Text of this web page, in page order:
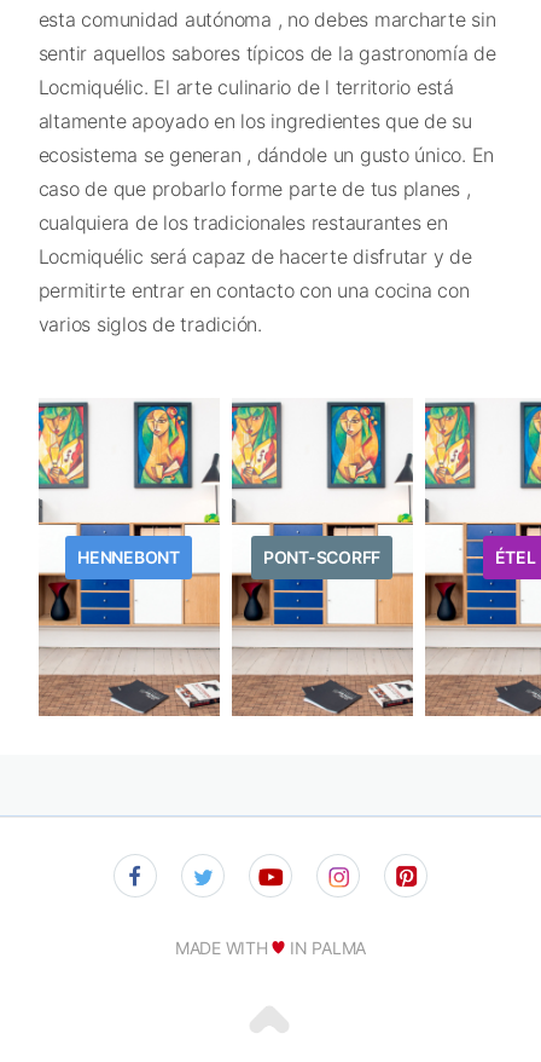
esta comunidad autónoma , no debes marcharte sin
sentir aquellos sabores típicos de la gastronomía de
Locmiquélic. El arte culinario de l territorio está
altamente apoyado en los ingredientes que de su
ecosistema se generan , dándole un gusto único. En
caso de que probarlo forme parte de tus planes ,
cualquiera de los tradicionales restaurantes en
Locmiquélic será capaz de hacerte disfrutar y de
permitirte entrar en contacto con una cocina con
varios siglos de tradición.
HENNEBONT PONT-SCORFF ÉTEL
MADE WITH IN PALMA